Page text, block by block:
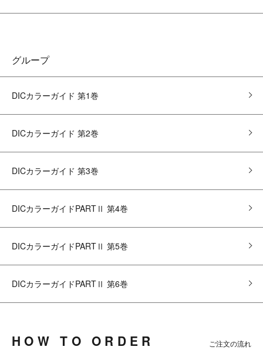
グループ
DICカラーガイド 第1巻
DICカラーガイド 第2巻
DICカラーガイド 第3巻
DICカラーガイドPARTⅡ 第4巻
DICカラーガイドPARTⅡ 第5巻
DICカラーガイドPARTⅡ 第6巻
HOW TO ORDER ご注文の流れ